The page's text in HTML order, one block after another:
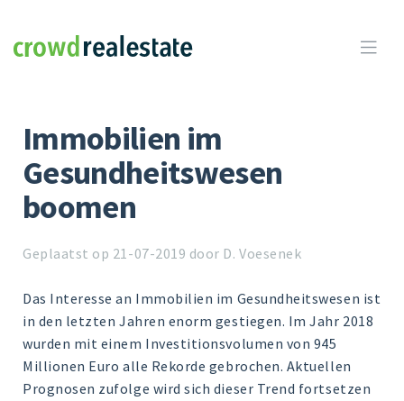
Crowdrealestate 
Immobilien im
Gesundheitswesen
boomen
Geplaatst op 21-07-2019 door D. Voesenek
Das Interesse an Immobilien im Gesundheitswesen ist
in den letzten Jahren enorm gestiegen. Im Jahr 2018
wurden mit einem Investitionsvolumen von 945
Millionen Euro alle Rekorde gebrochen. Aktuellen
Prognosen zufolge wird sich dieser Trend fortsetzen